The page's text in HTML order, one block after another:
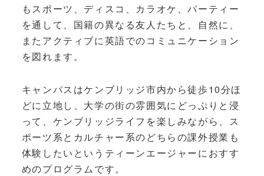
もスポーツ、ディスコ、カラオケ、パーティー
を通して、国籍の異なる友人たちと、自然に、
またアクティブに英語でのコミュニケーション
を図れます。
キャンパスはケンブリッジ市内から徒歩10分ほ
どに立地し、大学の街の雰囲気にどっぷりと浸
って、ケンブリッジライフを楽しみながら、ス
ポーツ系とカルチャー系のどちらの課外授業も
体験したいというティーンエージャーにおすす
めのプログラムです。